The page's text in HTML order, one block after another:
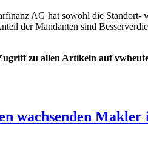
AG hat sowohl die Standort-
der Mandanten sind
zu allen Artikeln auf
wachsenden